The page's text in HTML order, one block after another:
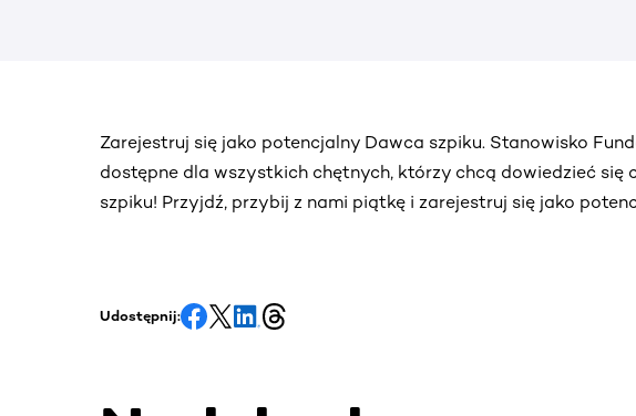
Zarejestruj się jako potencjalny Dawca szpiku. Stanowisko
dostępne dla wszystkich chętnych, którzy chcą dowiedzieć się
szpiku! Przyjdź, przybij z nami piątkę i zarejestruj się jako
Udostępnij: